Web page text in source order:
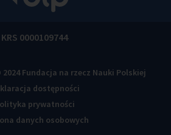
KRS 0000109744
Fundacja na rzecz Nauki Polskiej
dostępności
prywatności
danych osobowych